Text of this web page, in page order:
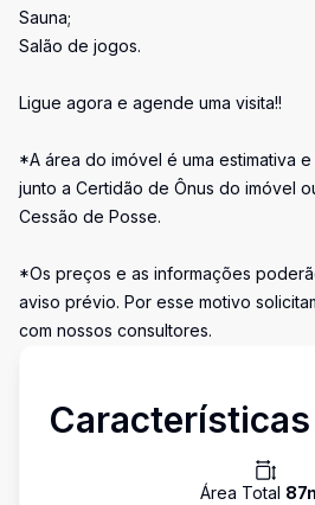
Sauna;
Salão de jogos.
Ligue agora e agende uma visita!!
*A área do imóvel é uma estimativa
junto a Certidão de Ônus do imóvel
Cessão de Posse.
*Os preços e as informações
aviso prévio. Por esse motivo
com nossos consultores.
Características
Área Total 87